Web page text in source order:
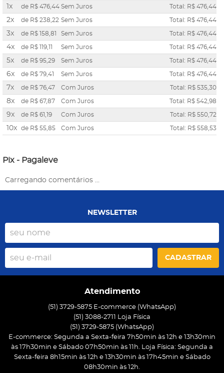
1x de R$ 476,44 Sem Juros Total: R$ 476,44
2x de R$ 238,22 Sem Juros Total: R$ 476,44
3x de R$ 158,81 Sem Juros Total: R$ 476,44
4x de R$ 119,11 Sem Juros Total: R$ 476,44
5x de R$ 95,29 Sem Juros Total: R$ 476,44
6x de R$ 79,41 Sem Juros Total: R$ 476,44
7x de R$ 76,47 Com Juros Total: R$ 535,30
8x de R$ 67,87 Com Juros Total: R$ 542,98
9x de R$ 61,19 Com Juros Total: R$ 550,72
10x de R$ 55,85 Com Juros Total: R$ 558,53
Pix - Pagaleve
Carregando comentários ...
NEWSLETTER
CADASTRAR
Atendimento
(51) 3729-5875 E-commerce (WhatsApp)
(51) 3088-2711 Loja Física
(51) 3729-5875 (WhatsApp)
E-commerce: Segunda a Sexta-feira 7h50min às 12h e 13h30min
às 17h30min e Sábado 07h50min às 11h. Loja Física: Segunda a
Sexta-feira 8h15min às 12h e 13h30min às 17h45min e Sábado
08h30min às 12h.